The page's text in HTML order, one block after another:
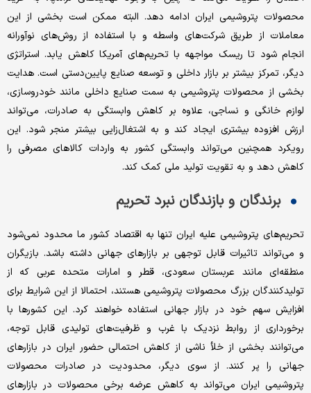
محصولات پتروشیمی ایران ادامه دهد. البته ممکن است بخشی از این
معاملات از طریق شرکت‌های واسطه و با استفاده از روش‌های نوآورانه
انجام شود تا ریسک مواجهه با تحریم‌های آمریکا کاهش یابد. استراتژی
دیگر، تمرکز بیشتر بر بازار داخلی و توسعه صنایع پایین‌‌دستی است. هدایت
بخشی از محصولات پتروشیمی به سمت صنایع داخلی مانند خودروسازی،
لوازم خانگی و نساجی، علاوه بر کاهش وابستگی به صادرات، می‌تواند
ارزش افزوده بیشتری ایجاد کند و به اشتغال‌‌زایی بیشتر منجر شود. این
رویکرد همچنین می‌تواند وابستگی کشور به واردات کالاهای مصرفی را
کاهش دهد و به تقویت تولید ملی کمک کند.
برندگان و بازندگان نبرد تحریم
تحریم‌های پتروشیمی علیه ایران تنها به اقتصاد کشور ما محدود نمی‌شود
و می‌تواند تاثیرات قابل توجهی بر بازارهای جهانی داشته باشد. بازیگران
منطقه‌‌ای مانند عربستان سعودی، قطر و امارات متحده عربی که از
تولیدکنندگان بزرگ محصولات پتروشیمی هستند، احتمالا از این شرایط برای
افزایش سهم خود در بازار جهانی استفاده خواهند کرد. این کشورها با
برخورداری از روابط نزدیک با غرب و ظرفیت‌‌های تولیدی قابل توجه،
می‌توانند بخشی از خلأ ناشی از کاهش احتمالی حضور ایران در بازارهای
جهانی را پر کنند. از سوی دیگر، محدودیت در صادرات محصولات
پتروشیمی ایران می‌تواند به کاهش عرضه برخی محصولات در بازارهای